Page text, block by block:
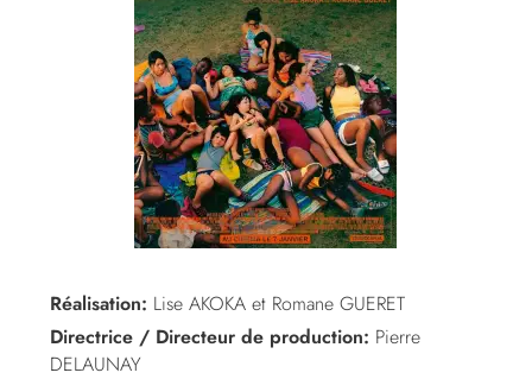
Réalisation: Lise AKOKA et Romane GUERET
Directrice / Directeur de production: Pierre
DELAUNAY